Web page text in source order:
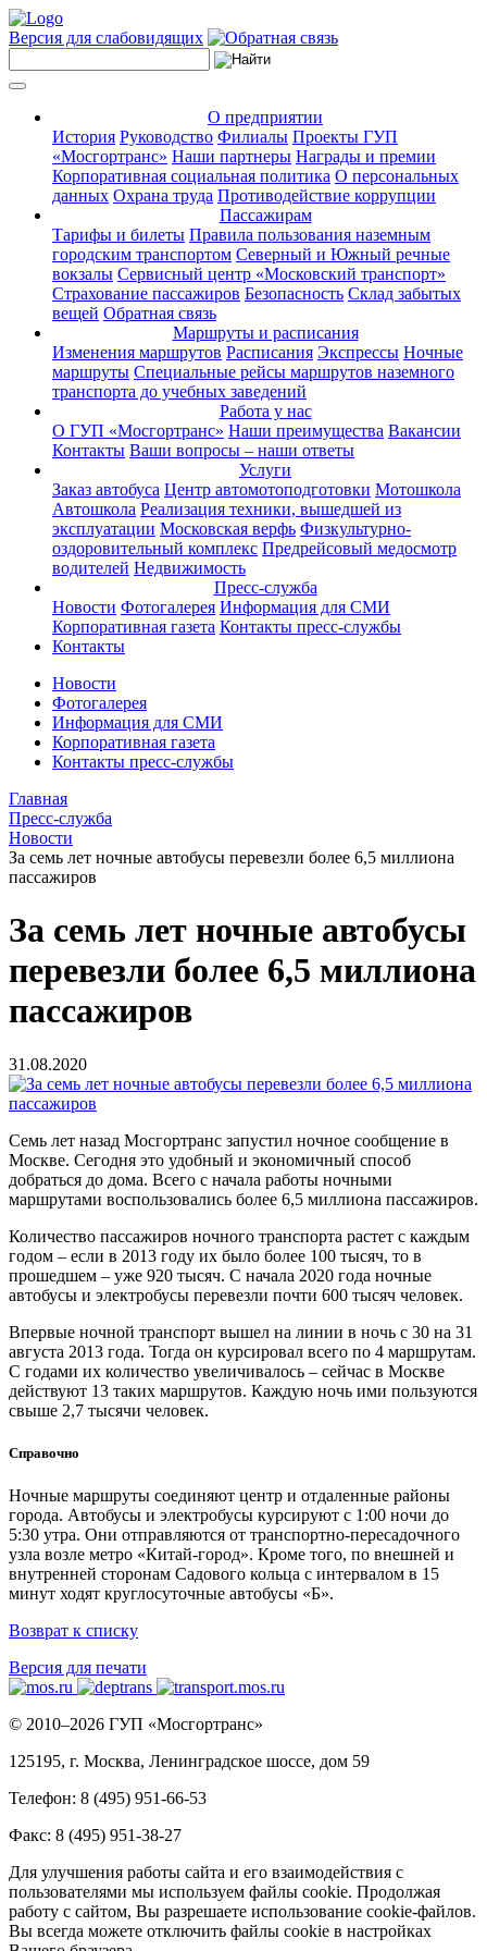
Версия для слабовидящих
О предприятии
История Руководство Филиалы Проекты ГУП
«Мосгортранс» Наши партнеры Награды и премии
Корпоративная социальная политика О персональных
данных Охрана труда Противодействие коррупции
Пассажирам
Тарифы и билеты Правила пользования наземным
городским транспортом Северный и Южный речные
вокзалы Сервисный центр «Московский транспорт»
Страхование пассажиров Безопасность Склад забытых
вещей Обратная связь
Маршруты и расписания
Изменения маршрутов Расписания Экспрессы Ночные
маршруты Специальные рейсы маршрутов наземного
транспорта до учебных заведений
Работа у нас
О ГУП «Мосгортранс» Наши преимущества Вакансии
Контакты Ваши вопросы – наши ответы
Услуги
Заказ автобуса Центр автомотоподготовки Мотошкола
Автошкола Реализация техники, вышедшей из
эксплуатации Московская верфь Физкультурно-
оздоровительный комплекс Предрейсовый медосмотр
водителей Недвижимость
Пресс-служба
Новости Фотогалерея Информация для СМИ
Корпоративная газета Контакты пресс-службы
Контакты
Новости
Фотогалерея
Информация для СМИ
Корпоративная газета
Контакты пресс-службы
Главная
Пресс-служба
Новости
За семь лет ночные автобусы перевезли более 6,5 миллиона
пассажиров
За семь лет ночные автобусы
перевезли более 6,5 миллиона
пассажиров
31.08.2020
Семь лет назад Мосгортранс запустил ночное сообщение в
Москве. Сегодня это удобный и экономичный способ
добраться до дома. Всего с начала работы ночными
маршрутами воспользовались более 6,5 миллиона пассажиров.
Количество пассажиров ночного транспорта растет с каждым
годом – если в 2013 году их было более 100 тысяч, то в
прошедшем – уже 920 тысяч. С начала 2020 года ночные
автобусы и электробусы перевезли почти 600 тысяч человек.
Впервые ночной транспорт вышел на линии в ночь с 30 на 31
августа 2013 года. Тогда он курсировал всего по 4 маршрутам.
С годами их количество увеличивалось – сейчас в Москве
действуют 13 таких маршрутов. Каждую ночь ими пользуются
свыше 2,7 тысячи человек.
Справочно
Ночные маршруты соединяют центр и отдаленные районы
города. Автобусы и электробусы курсируют с 1:00 ночи до
5:30 утра. Они отправляются от транспортно-пересадочного
узла возле метро «Китай-город». Кроме того, по внешней и
внутренней сторонам Садового кольца с интервалом в 15
минут ходят круглосуточные автобусы «Б».
Возврат к списку
Версия для печати
© 2010–2026 ГУП «Мосгортранс»
125195, г. Москва, Ленинградское шоссе, дом 59
Телефон: 8 (495) 951-66-53
Факс: 8 (495) 951-38-27
Для улучшения работы сайта и его взаимодействия с
пользователями мы используем файлы cookie. Продолжая
работу с сайтом, Вы разрешаете использование cookie-файлов.
Вы всегда можете отключить файлы cookie в настройках